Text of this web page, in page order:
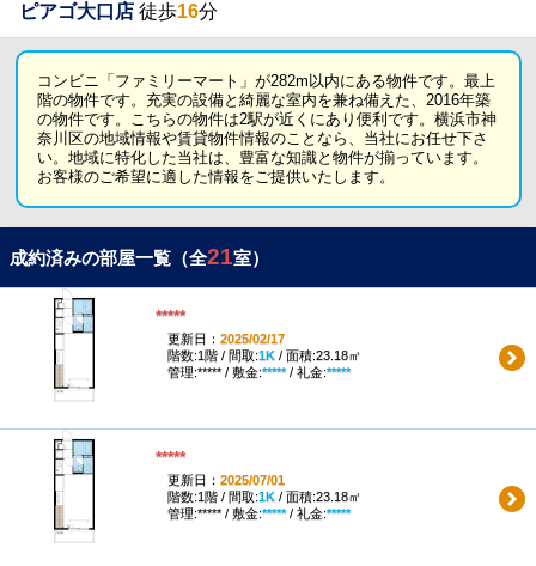
ピアゴ大口店 徒歩16分
コンビニ「ファミリーマート」が282m以内にある物件です。最上
階の物件です。充実の設備と綺麗な室内を兼ね備えた、2016年築
の物件です。こちらの物件は2駅が近くにあり便利です。横浜市神
奈川区の地域情報や賃貸物件情報のことなら、当社にお任せ下さ
い。地域に特化した当社は、豊富な知識と物件が揃っています。
お客様のご希望に適した情報をご提供いたします。
成約済みの部屋一覧（全21室）
*****
更新日： 2025/02/17
階数:1階 / 間取:1K/ 面積:23.18㎡
管理:***** / 敷金:*****/ 礼金:*****
*****
更新日： 2025/07/01
階数:1階 / 間取:1K/ 面積:23.18㎡
管理:***** / 敷金:*****/ 礼金:*****